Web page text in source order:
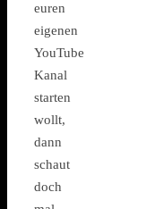
euren
eigenen
YouTube
Kanal
starten
wollt,
dann
schaut
doch